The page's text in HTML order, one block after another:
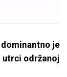
je
održanoj